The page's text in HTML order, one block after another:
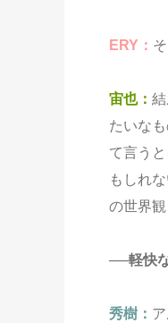
ERY：
宙也：
たいな
て言う
もしれ
の世界観
──軽快
秀樹：